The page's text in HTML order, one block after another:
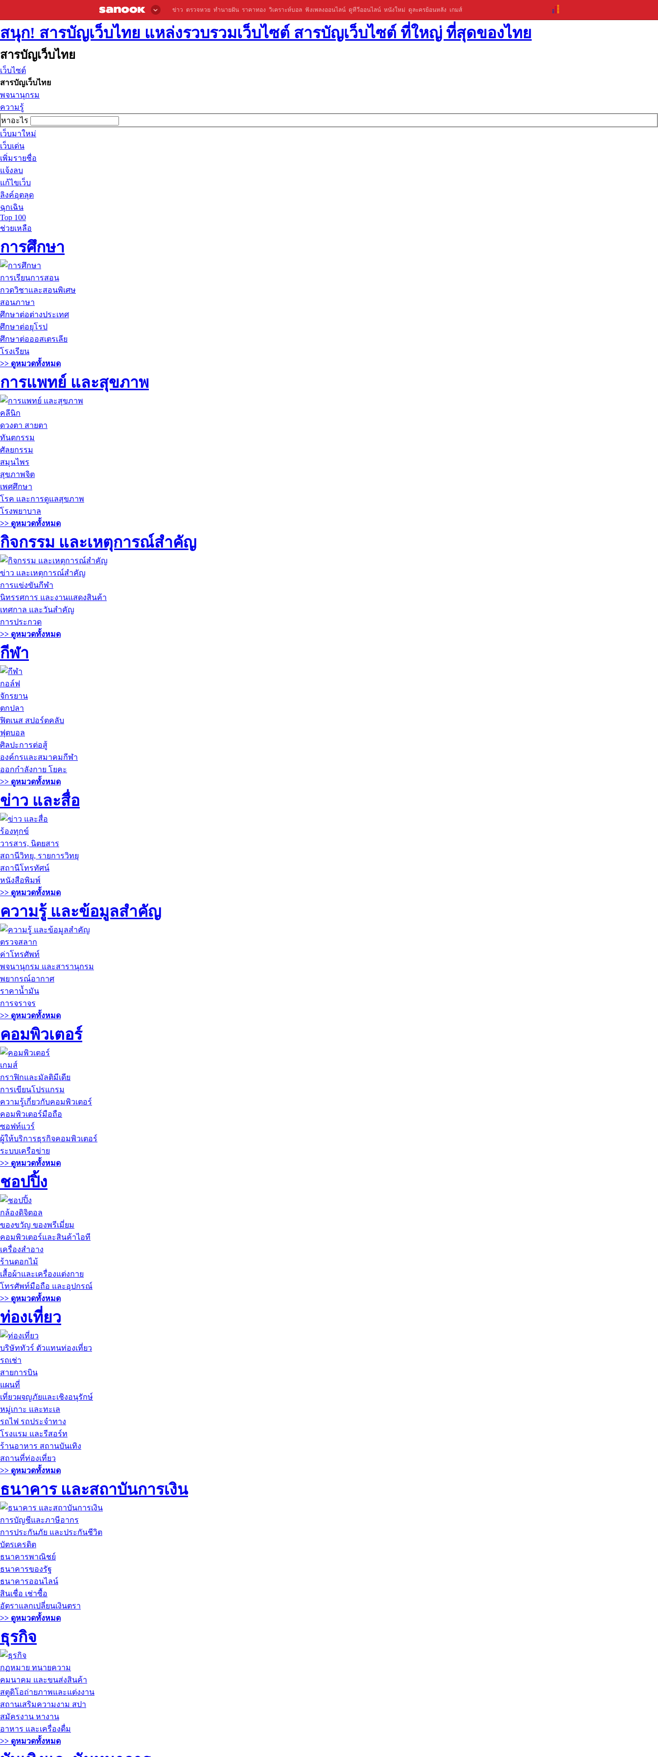
ข่าว ตรวจหวย ทำนายฝัน ราคาทอง วิเคราะห์บอล ฟังเพลงออนไลน์ ดูทีวีออนไลน์ หนังใหม่ ดูละครย้อนหลัง เกมส์
สนุก! สารบัญเว็บไทย แหล่งรวบรวมเว็บไซต์ สารบัญเว็บไซต์ ที่ใหญ่ ที่สุดของไทย
สารบัญเว็บไทย
เว็บไซต์
สารบัญเว็บไทย
พจนานุกรม
ความรู้
หาอะไร
เว็บมาใหม่
เว็บเด่น
เพิ่มรายชื่อ
แจ้งลบ
แก้ไขเว็บ
ลิงค์อุตลุด
ฉุกเฉิน
Top 100
ช่วยเหลือ
การศึกษา
การเรียนการสอน
กวดวิชาและสอนพิเศษ
สอนภาษา
ศึกษาต่อต่างประเทศ
ศึกษาต่อยุโรป
ศึกษาต่อออสเตรเลีย
โรงเรียน
>> ดูหมวดทั้งหมด
การแพทย์ และสุขภาพ
คลีนิก
ดวงตา สายตา
ทันตกรรม
ศัลยกรรม
สมุนไพร
สุขภาพจิต
เพศศึกษา
โรค และการดูแลสุขภาพ
โรงพยาบาล
>> ดูหมวดทั้งหมด
กิจกรรม และเหตุการณ์สำคัญ
ข่าว และเหตุการณ์สำคัญ
การแข่งขันกีฬา
นิทรรศการ และงานแสดงสินค้า
เทศกาล และวันสำคัญ
การประกวด
>> ดูหมวดทั้งหมด
กีฬา
กอล์ฟ
จักรยาน
ตกปลา
ฟิตเนส สปอร์ตคลับ
ฟุตบอล
ศิลปะการต่อสู้
องค์กรและสมาคมกีฬา
ออกกำลังกาย โยคะ
>> ดูหมวดทั้งหมด
ข่าว และสื่อ
ร้องทุกข์
วารสาร, นิตยสาร
สถานีวิทยุ, รายการวิทยุ
สถานีโทรทัศน์
หนังสือพิมพ์
>> ดูหมวดทั้งหมด
ความรู้ และข้อมูลสำคัญ
ตรวจสลาก
ค่าโทรศัพท์
พจนานุกรม และสารานุกรม
พยากรณ์อากาศ
ราคาน้ำมัน
การจราจร
>> ดูหมวดทั้งหมด
คอมพิวเตอร์
เกมส์
กราฟิกและมัลติมีเดีย
การเขียนโปรแกรม
ความรู้เกี่ยวกับคอมพิวเตอร์
คอมพิวเตอร์มือถือ
ซอฟท์แวร์
ผู้ให้บริการธุรกิจคอมพิวเตอร์
ระบบเครือข่าย
>> ดูหมวดทั้งหมด
ชอปปิ้ง
กล้องดิจิตอล
ของขวัญ ของพรีเมี่ยม
คอมพิวเตอร์และสินค้าไอที
เครื่องสำอาง
ร้านดอกไม้
เสื้อผ้าและเครื่องแต่งกาย
โทรศัพท์มือถือ และอุปกรณ์
>> ดูหมวดทั้งหมด
ท่องเที่ยว
บริษัททัวร์ ตัวแทนท่องเที่ยว
รถเช่า
สายการบิน
แผนที่
เที่ยวผจญภัยและเชิงอนุรักษ์
หมู่เกาะ และทะเล
รถไฟ รถประจำทาง
โรงแรม และรีสอร์ท
ร้านอาหาร สถานบันเทิง
สถานที่ท่องเที่ยว
>> ดูหมวดทั้งหมด
ธนาคาร และสถาบันการเงิน
การบัญชีและภาษีอากร
การประกันภัย และประกันชีวิต
บัตรเครดิต
ธนาคารพาณิชย์
ธนาคารของรัฐ
ธนาคารออนไลน์
สินเชื่อ เช่าซื้อ
อัตราแลกเปลี่ยนเงินตรา
>> ดูหมวดทั้งหมด
ธุรกิจ
กฏหมาย ทนายความ
คมนาคม และขนส่งสินค้า
สตูดิโอถ่ายภาพและแต่งงาน
สถานเสริมความงาม สปา
สมัครงาน หางาน
อาหาร และเครื่องดื่ม
>> ดูหมวดทั้งหมด